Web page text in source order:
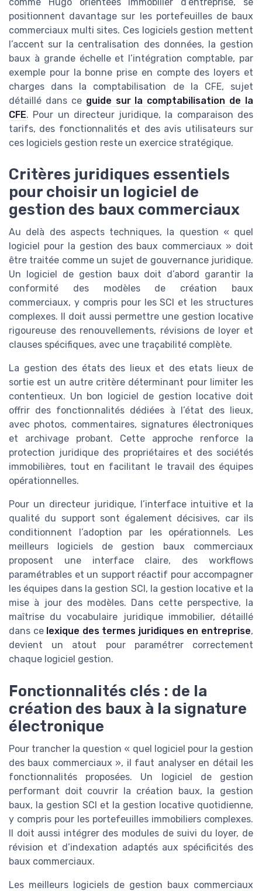
positionnent davantage sur les portefeuilles de baux
commerciaux multi sites. Ces logiciels gestion mettent
l’accent sur la centralisation des données, la gestion
baux à grande échelle et l’intégration comptable, par
exemple pour la bonne prise en compte des loyers et
charges dans la comptabilisation de la CFE, sujet
détaillé dans ce guide sur la comptabilisation de la
CFE. Pour un directeur juridique, la comparaison des
tarifs, des fonctionnalités et des avis utilisateurs sur
ces logiciels gestion reste un exercice stratégique.
Critères juridiques essentiels
pour choisir un logiciel de
gestion des baux commerciaux
Au delà des aspects techniques, la question « quel
logiciel pour la gestion des baux commerciaux » doit
être traitée comme un sujet de gouvernance juridique.
Un logiciel de gestion baux doit d’abord garantir la
conformité des modèles de création baux
commerciaux, y compris pour les SCI et les structures
complexes. Il doit aussi permettre une gestion locative
rigoureuse des renouvellements, révisions de loyer et
clauses spécifiques, avec une traçabilité complète.
La gestion des états des lieux et des etats lieux de
sortie est un autre critère déterminant pour limiter les
contentieux. Un bon logiciel de gestion locative doit
offrir des fonctionnalités dédiées à l’état des lieux,
avec photos, commentaires, signatures électroniques
et archivage probant. Cette approche renforce la
protection juridique des propriétaires et des sociétés
immobilières, tout en facilitant le travail des équipes
opérationnelles.
Pour un directeur juridique, l’interface intuitive et la
qualité du support sont également décisives, car ils
conditionnent l’adoption par les opérationnels. Les
meilleurs logiciels de gestion baux commerciaux
proposent une interface claire, des workflows
paramétrables et un support réactif pour accompagner
les équipes dans la gestion SCI, la gestion locative et la
mise à jour des modèles. Dans cette perspective, la
maîtrise du vocabulaire juridique immobilier, détaillé
dans ce lexique des termes juridiques en entreprise,
devient un atout pour paramétrer correctement
chaque logiciel gestion.
Fonctionnalités clés : de la
création des baux à la signature
électronique
Pour trancher la question « quel logiciel pour la gestion
des baux commerciaux », il faut analyser en détail les
fonctionnalités proposées. Un logiciel de gestion
performant doit couvrir la création baux, la gestion
baux, la gestion SCI et la gestion locative quotidienne,
y compris pour les portefeuilles immobiliers complexes.
Il doit aussi intégrer des modules de suivi du loyer, de
révision et d’indexation adaptés aux spécificités des
baux commerciaux.
Les meilleurs logiciels de gestion baux commerciaux